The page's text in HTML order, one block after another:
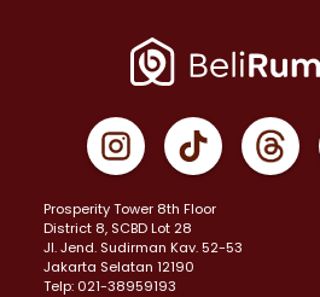
Prosperity Tower 8th Floor
District 8, SCBD Lot 28
JI. Jend. Sudirman Kav. 52-53
Jakarta Selatan 12190
Telp: 021-38959193